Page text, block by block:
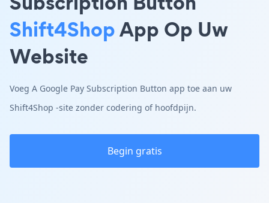
Shift4ShopApp Op Uw
Website
Voeg A Google Pay Subscription Button app toe aan uw
Shift4Shop -site zonder codering of hoofdpijn.
Begin gratis